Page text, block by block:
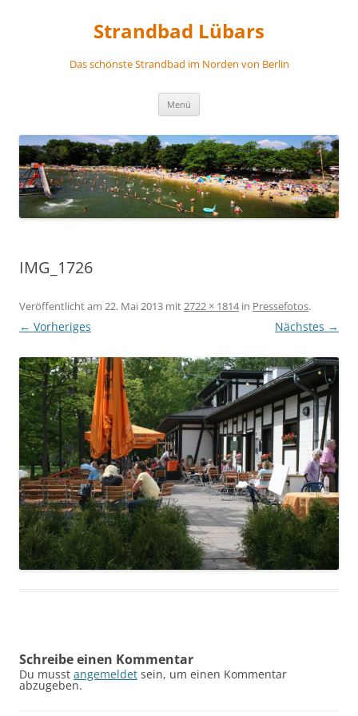
Strandbad Lübars
Das schönste Strandbad im Norden von Berlin
Menü
IMG_1726
Veröffentlicht am 22. Mai 2013 mit2722 × 1814in Pressefotos.
← Vorheriges Nächstes →
Schreibe einen Kommentar
Du musst angemeldet sein, um einen Kommentar
abzugeben.